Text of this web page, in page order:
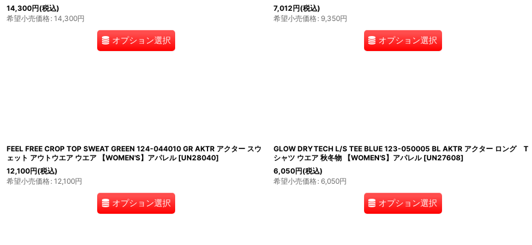
14,300円(税込)
希望小売価格: 14,300円
オプション選択
7,012円(税込)
希望小売価格: 9,350円
オプション選択
FEEL FREE CROP TOP SWEAT GREEN 124-044010 GR AKTR アクター スウ
ェット アウトウエア ウエア 【WOMEN'S】アパレル [UN28040]
12,100円(税込)
希望小売価格: 12,100円
オプション選択
GLOW DRYTECH L/S TEE BLUE 123-050005 BL AKTR アクター ロング T
シャツ ウエア 秋冬物 【WOMEN'S】アパレル [UN27608]
6,050円(税込)
希望小売価格: 6,050円
オプション選択